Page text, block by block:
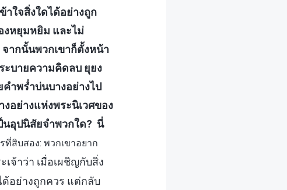
าใจสิ่งใดได้อย่างถูก
งหยุมหยิม และไม่
ากนั้นพวกเขาก็ตั้งหน้า
บายความคิดลบ ยุยง
ำพร่ำบ่นบางอย่างไป
อย่างแห่งพระนิเวศของ
นอุปนิสัยจำพวกใด? นี่
ที่สิบสอง: พวกเขาอยาก
จ้าว่า เมื่อเผชิญกับสิ่ง
อย่างถูกควร แต่กลับ